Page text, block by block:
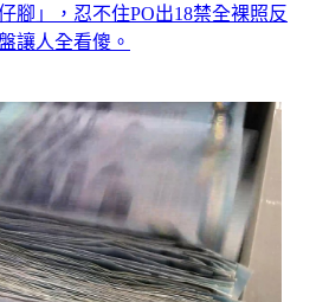
腳」，忍不住PO出18禁全裸照反
讓人全看傻。